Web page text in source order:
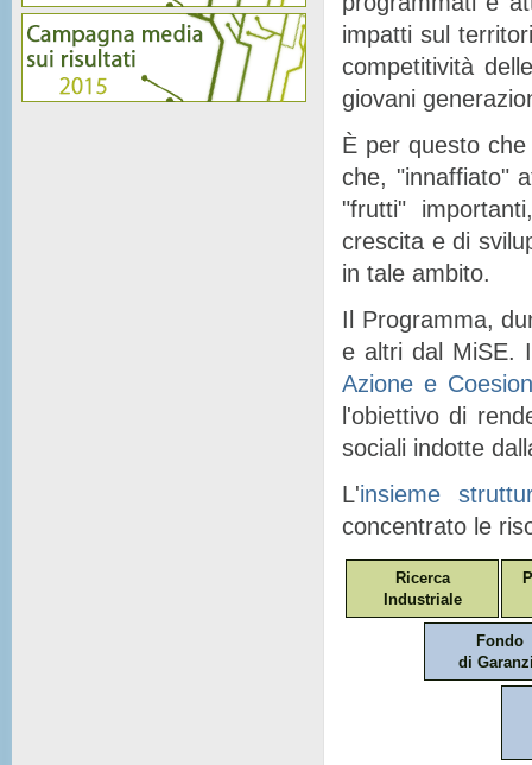
impatti sul
competitività
giovani
È per questo
che, "innaffiato"
"frutti"
crescita e di
in tale ambito.
Il Programma,
e altri dal MiSE.
Azione e
l'obiettivo di
sociali indotte
L'insieme
concentrato le
Ricerca
Industriale
Fondo
di